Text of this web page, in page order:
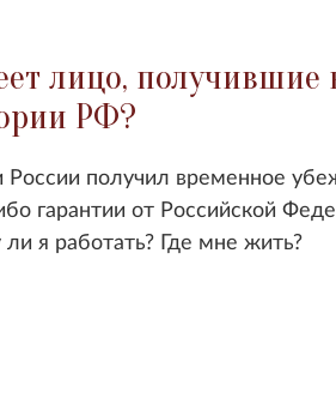
лицо, получившие
РФ?
получил временное
гарантии от Российской
я работать? Где мне жить?